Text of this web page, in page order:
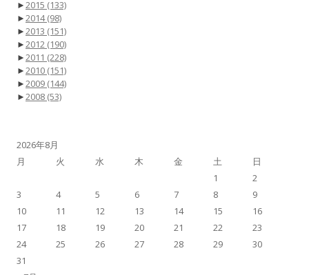
►2015 (133)
►2014(98)
►2013 (151)
►2012 (190)
►2011 (228)
►2010 (151)
►2009 (144)
►2008 (53)
2026年8月
月
火 水 木 金 土 日
1
2
3
4 5 6 7 8
9
10
11 12 13 14 15
16
17
18 19 20 21 22
23
24
25 26 27 28 29
30
31